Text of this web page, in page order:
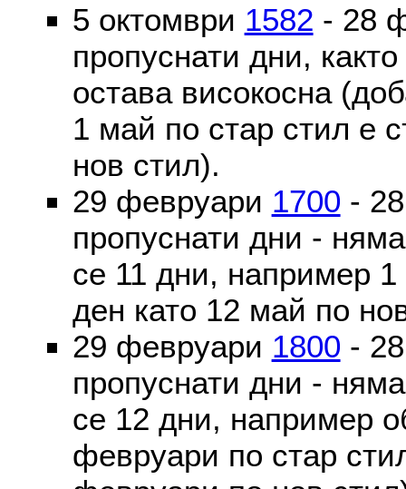
5 октомври 1582 - 28
пропуснати дни,
остава високосна
1 май по стар стил е
нов стил).
29 февруари 1700 -
пропуснати дни -
се 11 дни, например
ден като 12 май по
29 февруари 1800 -
пропуснати дни -
се 12 дни, например
февруари по стар